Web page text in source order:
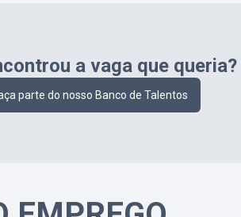
a vaga que queria?
parte do nosso Banco de Talentos